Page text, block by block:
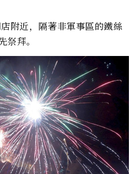
附近，隔著非軍事區的鐵絲
祭拜。